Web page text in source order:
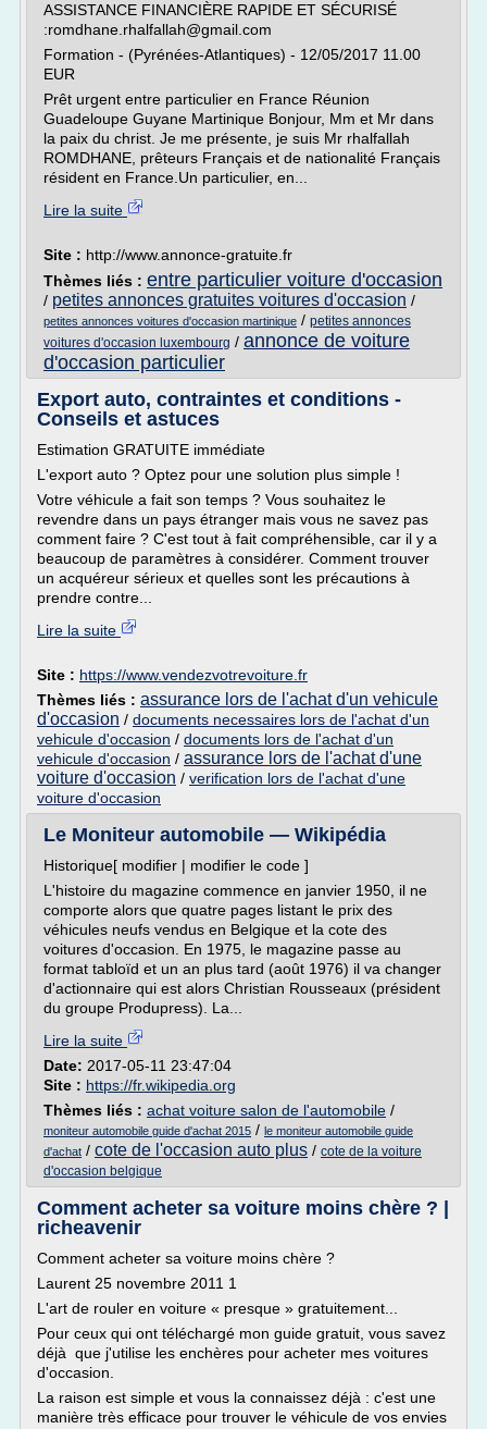
ASSISTANCE FINANCIÈRE RAPIDE ET SÉCURISÉ
:romdhane.rhalfallah@gmail.com
Formation - (Pyrénées-Atlantiques) - 12/05/2017 11.00
EUR
Prêt urgent entre particulier en France Réunion
Guadeloupe Guyane Martinique Bonjour, Mm et Mr dans
la paix du christ. Je me présente, je suis Mr rhalfallah
ROMDHANE, prêteurs Français et de nationalité Français
résident en France.Un particulier, en...
Lire la suite
Site : http://www.annonce-gratuite.fr
Thèmes liés : entre particulier voiture d'occasion
/ petites annonces gratuites voitures d'occasion /
petites annonces voitures d'occasion martinique / petites annonces
voitures d'occasion luxembourg / annonce de voiture
d'occasion particulier
Export auto, contraintes et conditions -
Conseils et astuces
Estimation GRATUITE immédiate
L'export auto ? Optez pour une solution plus simple !
Votre véhicule a fait son temps ? Vous souhaitez le
revendre dans un pays étranger mais vous ne savez pas
comment faire ? C'est tout à fait compréhensible, car il y a
beaucoup de paramètres à considérer. Comment trouver
un acquéreur sérieux et quelles sont les précautions à
prendre contre...
Lire la suite
Site : https://www.vendezvotrevoiture.fr
Thèmes liés : assurance lors de l'achat d'un vehicule
d'occasion / documents necessaires lors de l'achat d'un
vehicule d'occasion / documents lors de l'achat d'un
vehicule d'occasion / assurance lors de l'achat d'une
voiture d'occasion / verification lors de l'achat d'une
voiture d'occasion
Le Moniteur automobile — Wikipédia
Historique[ modifier | modifier le code ]
L'histoire du magazine commence en janvier 1950, il ne
comporte alors que quatre pages listant le prix des
véhicules neufs vendus en Belgique et la cote des
voitures d'occasion. En 1975, le magazine passe au
format tabloïd et un an plus tard (août 1976) il va changer
d'actionnaire qui est alors Christian Rousseaux (président
du groupe Produpress). La...
Lire la suite
Date: 2017-05-11 23:47:04
Site : https://fr.wikipedia.org
Thèmes liés : achat voiture salon de l'automobile /
moniteur automobile guide d'achat 2015 / le moniteur automobile guide
d'achat / cote de l'occasion auto plus / cote de la voiture
d'occasion belgique
Comment acheter sa voiture moins chère ? |
richeavenir
Comment acheter sa voiture moins chère ?
Laurent 25 novembre 2011 1
L'art de rouler en voiture « presque » gratuitement...
Pour ceux qui ont téléchargé mon guide gratuit, vous savez
déjà que j'utilise les enchères pour acheter mes voitures
d'occasion.
La raison est simple et vous la connaissez déjà : c'est une
manière très efficace pour trouver le véhicule de vos envies